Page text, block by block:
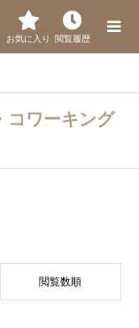
お気に入り 閲覧履歴
コワーキング
閲覧数順